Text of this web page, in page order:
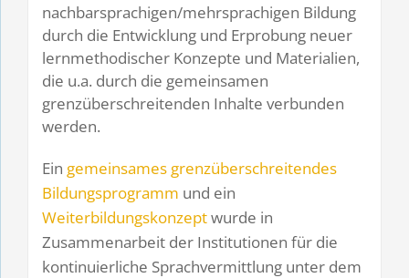
nachbarsprachigen/mehrsprachigen Bildung
durch die Entwicklung und Erprobung neuer
lernmethodischer Konzepte und Materialien,
die u.a. durch die gemeinsamen
grenzüberschreitenden Inhalte verbunden
werden.
Ein gemeinsames grenzüberschreitendes
Bildungsprogramm und ein
Weiterbildungskonzeptwurde in
Zusammenarbeit der Institutionen für die
kontinuierliche Sprachvermittlung unter dem